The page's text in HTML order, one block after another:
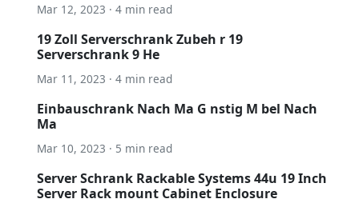
Mar 12, 2023 · 4 min read
19 Zoll Serverschrank Zubeh r 19
Serverschrank 9 He
Mar 11, 2023 · 4 min read
Einbauschrank Nach Ma G nstig M bel Nach
Ma
Mar 10, 2023 · 5 min read
Server Schrank Rackable Systems 44u 19 Inch
Server Rack mount Cabinet Enclosure